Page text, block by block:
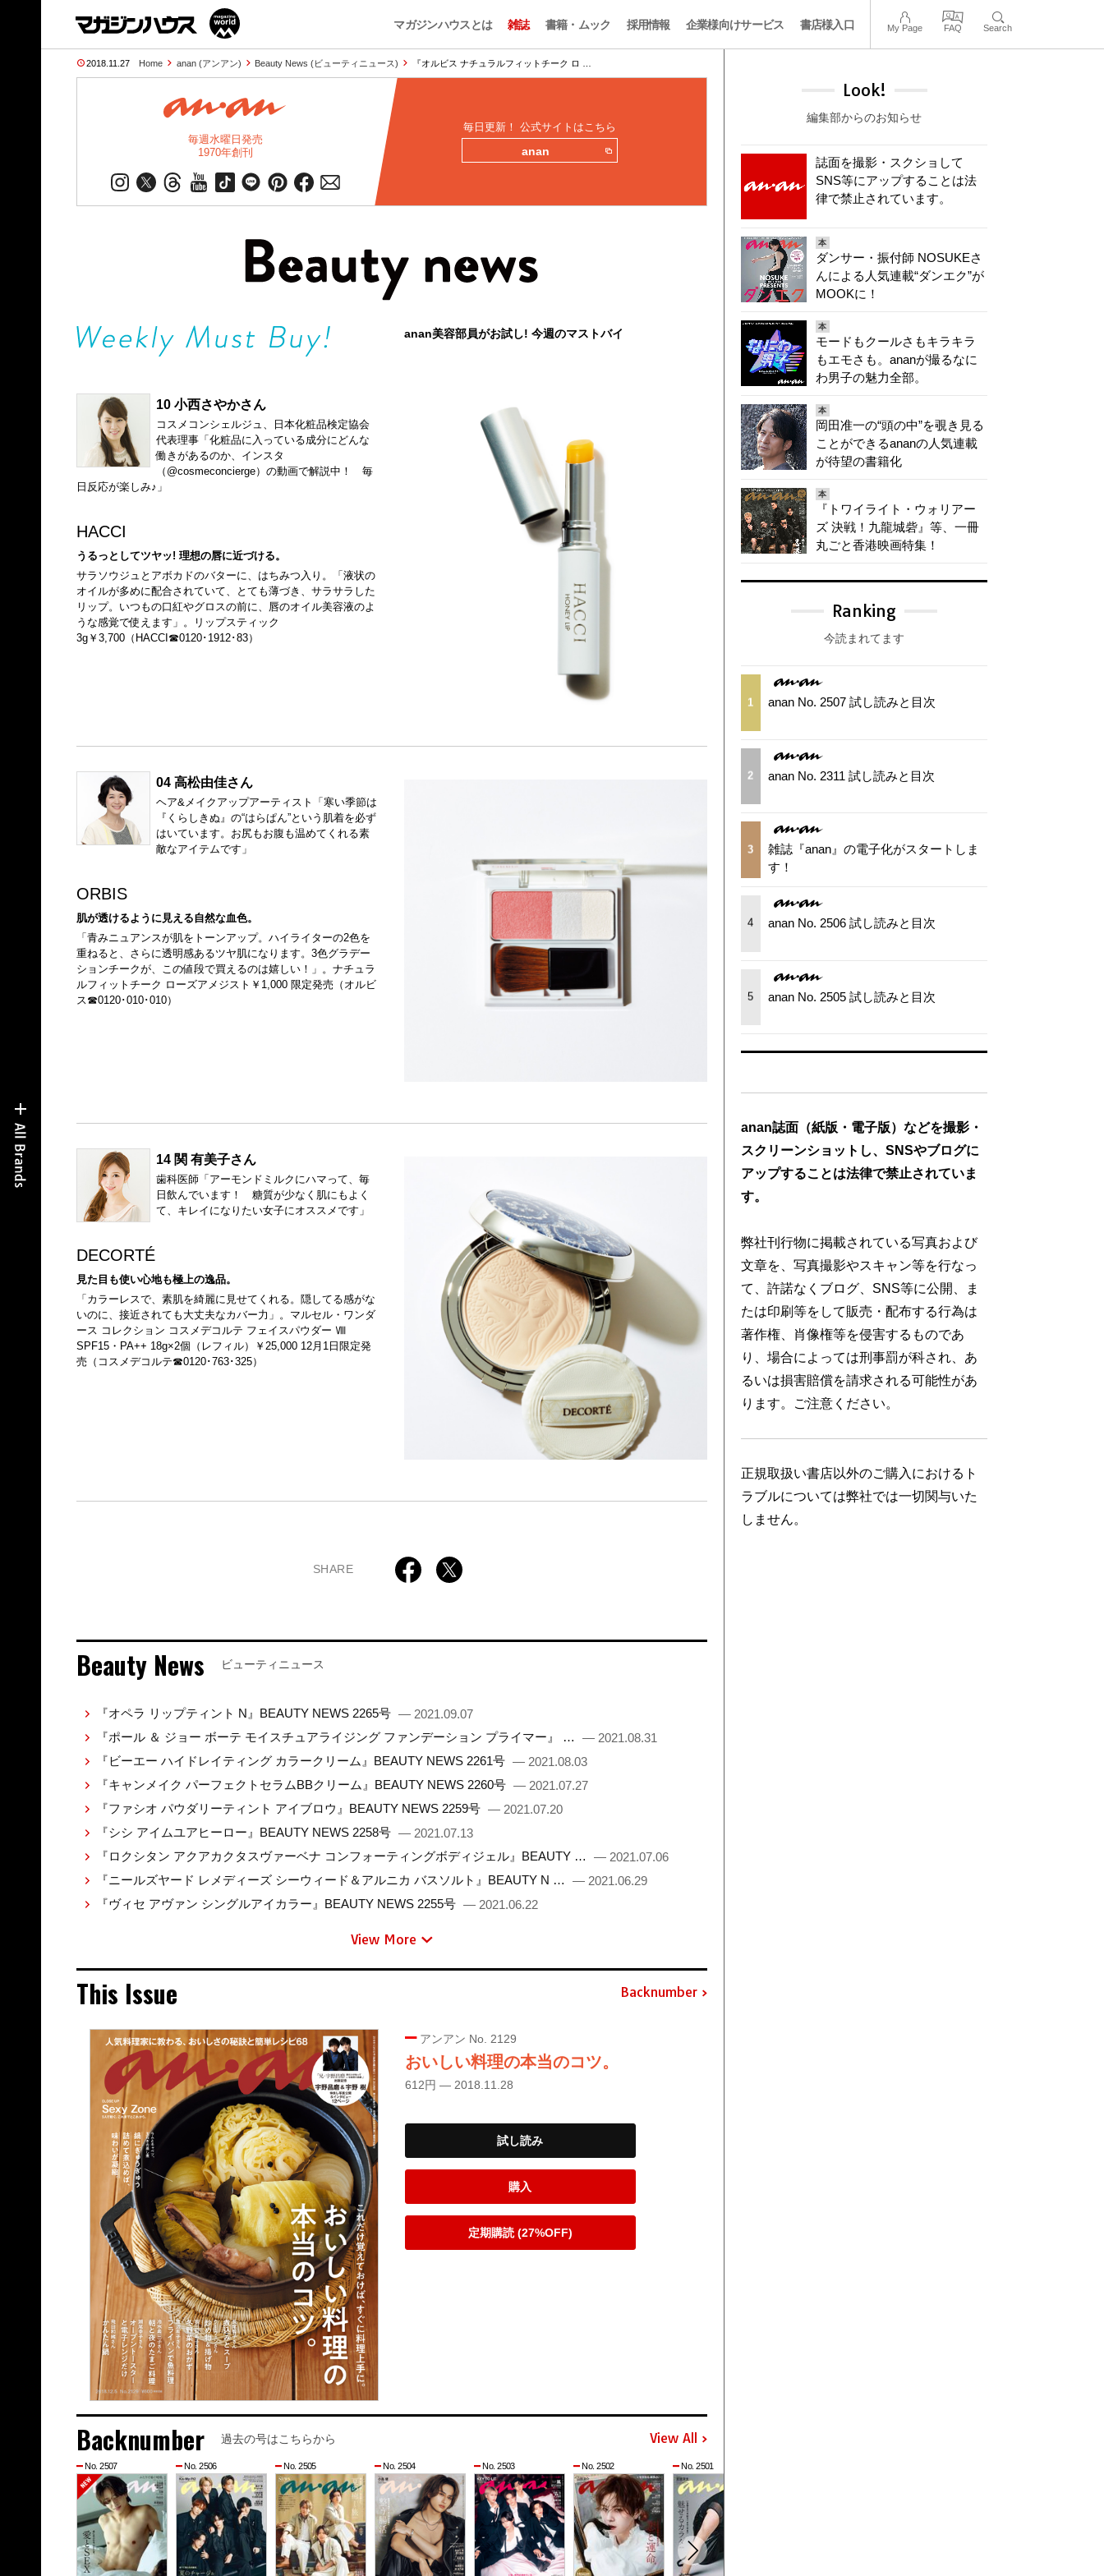
マガジンハウスとは 雑誌 書籍・ムック 採用情報 企業様向けサービス 書店様入口 My Page FAQ Search
2018.11.27 Home anan (アンアン) Beauty News (ビューティニュース) 『オルビス ナチュラルフィットチーク ロ …
毎週水曜日発売
1970年創刊
毎日更新！ 公式サイトはこちら
anan
anan美容部員がお試し! 今週のマストバイ
10 小西さやかさん
コスメコンシェルジュ、日本化粧品検定協会
代表理事「化粧品に入っている成分にどんな
働きがあるのか、インスタ
（ @cosmeconcierge）の動画で解説中！ 毎
日反応が楽しみ♪」
HACCI
うるっとしてツヤッ! 理想の唇に近づける。
サラソウジュとアボカドのバターに、はちみつ入り。「液状の
オイルが多めに配合されていて、とても薄づき、サラサラした
リップ。いつもの口紅やグロスの前に、唇のオイル美容液のよ
うな感覚で使えます」。リップスティック
3g￥3,700（HACCI☎0120･1912･83）
04 高松由佳さん
ヘア&メイクアップアーティスト「寒い季節は
『くらしきぬ』の“はらぱん”という肌着を必ず
はいています。お尻もお腹も温めてくれる素
敵なアイテムです」
ORBIS
肌が透けるように見える自然な血色。
「青みニュアンスが肌をトーンアップ。ハイライターの2色を
重ねると、さらに透明感あるツヤ肌になります。3色グラデー
ションチークが、この値段で買えるのは嬉しい！」。ナチュラ
ルフィットチーク ローズアメジスト￥1,000 限定発売（オルビ
ス☎0120･010･010）
14 関 有美子さん
歯科医師「アーモンドミルクにハマって、毎
日飲んでいます！ 糖質が少なく肌にもよく
て、キレイになりたい女子にオススメです」
DECORTÉ
見た目も使い心地も極上の逸品。
「カラーレスで、素肌を綺麗に見せてくれる。隠してる感がな
いのに、接近されても大丈夫なカバー力」。マルセル・ワンダ
ース コレクション コスメデコルテ フェイスパウダー Ⅷ
SPF15・PA++ 18g×2個（レフィル）￥25,000 12月1日限定発
売（コスメデコルテ☎0120･763･325）
SHARE
Beauty News ビューティニュース
『オペラ リップティント N』BEAUTY NEWS 2265号 — 2021.09.07
『ポール ＆ ジョー ボーテ モイスチュアライジング ファンデーション プライマー』 …
— 2021.08.31
『ビーエー ハイドレイティング カラークリーム』BEAUTY NEWS 2261号 — 2021.08.03
『キャンメイク パーフェクトセラムBBクリーム』BEAUTY NEWS 2260号 — 2021.07.27
『ファシオ パウダリーティント アイブロウ』BEAUTY NEWS 2259号 — 2021.07.20
『シシ アイムユアヒーロー』BEAUTY NEWS 2258号 — 2021.07.13
『ロクシタン アクアカクタスヴァーベナ コンフォーティングボディジェル』BEAUTY …
— 2021.07.06
『ニールズヤード レメディーズ シーウィード＆アルニカ バスソルト』BEAUTY N …
— 2021.06.29
『ヴィセ アヴァン シングルアイカラー』BEAUTY NEWS 2255号 — 2021.06.22
View More
This Issue Backnumber
アンアン No. 2129
おいしい料理の本当のコツ。
612円 — 2018.11.28
試し読み
購入
定期購読 (27%OFF)
Backnumber 過去の号はこちらから View All
No. 2507 No. 2506 No. 2505 No. 2504 No. 2503 No. 2502 No. 2501
Look!
編集部からのお知らせ
誌面を撮影・スクショして
SNS等にアップすることは法
律で禁止されています。
本
ダンサー・振付師 NOSUKEさ
んによる人気連載“ダンエク”が
MOOKに！
本
モードもクールさもキラキラ
もエモさも。ananが撮るなに
わ男子の魅力全部。
本
岡田准一の“頭の中”を覗き見る
ことができるananの人気連載
が待望の書籍化
本
『トワイライト・ウォリアー
ズ 決戦！九龍城砦』等、一冊
丸ごと香港映画特集！
Ranking
今読まれてます
1 anan No. 2507 試し読みと目次
2 anan No. 2311 試し読みと目次
3
雑誌『anan』の電子化がスタートしま
す！
4 anan No. 2506 試し読みと目次
5 anan No. 2505 試し読みと目次
anan誌面（紙版・電子版）などを撮影・
スクリーンショットし、SNSやブログに
アップすることは法律で禁止されていま
す。
弊社刊行物に掲載されている写真および
文章を、写真撮影やスキャン等を行なっ
て、許諾なくブログ、SNS等に公開、ま
たは印刷等をして販売・配布する行為は
著作権、肖像権等を侵害するものであ
り、場合によっては刑事罰が科され、あ
るいは損害賠償を請求される可能性があ
ります。ご注意ください。
正規取扱い書店以外のご購入におけるト
ラブルについては弊社では一切関与いた
しません。